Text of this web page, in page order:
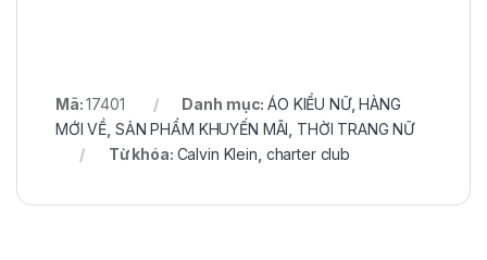
Mã:17401 Danh mục:ÁO KIỂU NỮ,HÀNG
MỚI VỀ SẢN PHẨM KHUYẾN MÃI THỜI TRANG NỮ
Từ khóa: Calvin Klein charter club